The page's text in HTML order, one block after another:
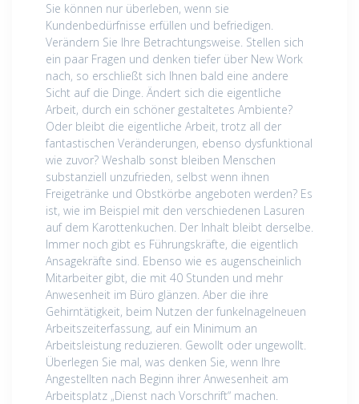
Sie können nur überleben, wenn sie
Kundenbedürfnisse erfüllen und befriedigen.
Verändern Sie Ihre Betrachtungsweise. Stellen sich
ein paar Fragen und denken tiefer über New Work
nach, so erschließt sich Ihnen bald eine andere
Sicht auf die Dinge. Ändert sich die eigentliche
Arbeit, durch ein schöner gestaltetes Ambiente?
Oder bleibt die eigentliche Arbeit, trotz all der
fantastischen Veränderungen, ebenso dysfunktional
wie zuvor? Weshalb sonst bleiben Menschen
substanziell unzufrieden, selbst wenn ihnen
Freigetränke und Obstkörbe angeboten werden? Es
ist, wie im Beispiel mit den verschiedenen Lasuren
auf dem Karottenkuchen. Der Inhalt bleibt derselbe.
Immer noch gibt es Führungskräfte, die eigentlich
Ansagekräfte sind. Ebenso wie es augenscheinlich
Mitarbeiter gibt, die mit 40 Stunden und mehr
Anwesenheit im Büro glänzen. Aber die ihre
Gehirntätigkeit, beim Nutzen der funkelnagelneuen
Arbeitszeiterfassung, auf ein Minimum an
Arbeitsleistung reduzieren. Gewollt oder ungewollt.
Überlegen Sie mal, was denken Sie, wenn Ihre
Angestellten nach Beginn ihrer Anwesenheit am
Arbeitsplatz „Dienst nach Vorschrift“ machen.